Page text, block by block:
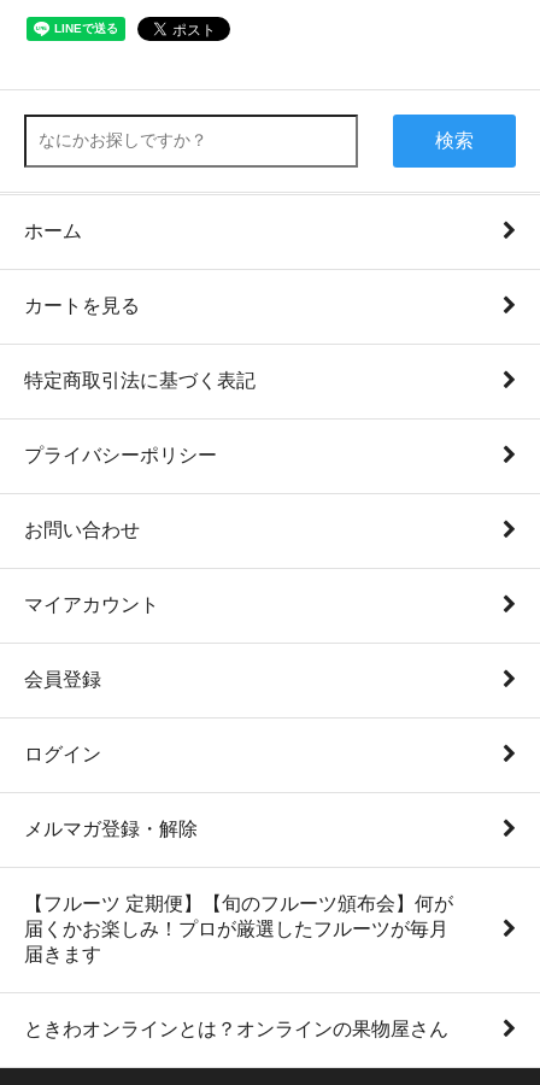
検索
ホーム
カートを見る
特定商取引法に基づく表記
プライバシーポリシー
お問い合わせ
マイアカウント
会員登録
ログイン
メルマガ登録・解除
【フルーツ 定期便】【旬のフルーツ頒布会】何が
届くかお楽しみ！プロが厳選したフルーツが毎月
届きます
ときわオンラインとは？オンラインの果物屋さん